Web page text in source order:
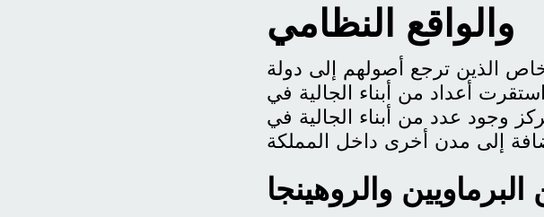
والواقع النظامي
الذين ترجع أصولهم إلى دولة
أعداد من أبناء الجالية في
وجود عدد من أبناء الجالية في
البرماويين والروهينجا